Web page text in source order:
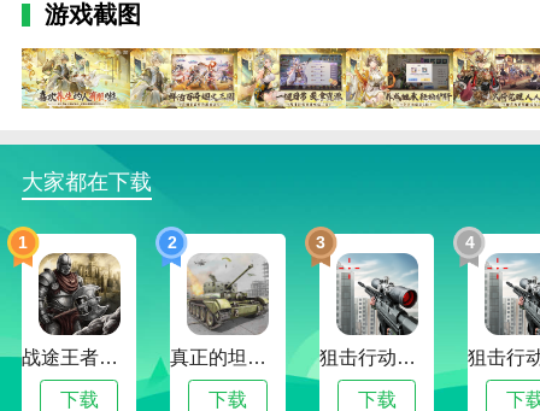
游戏截图
大家都在下载
1
战途王者最新版
下载
2
真正的坦克大战
下载
3
狙击行动代号猎鹰最新版
下载
4
下